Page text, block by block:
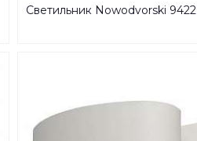
Светильник Nowodvorski 9422